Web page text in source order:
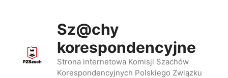
Sz@chy
korespondencyjne
Strona internetowa Komisji Szachów
Korespondencyjnych Polskiego Związku